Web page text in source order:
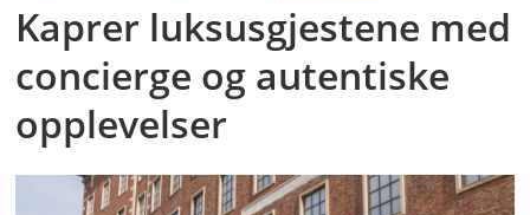
Kaprer luksusgjestene med
concierge og autentiske
opplevelser